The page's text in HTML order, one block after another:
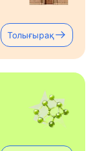
Толығырақ